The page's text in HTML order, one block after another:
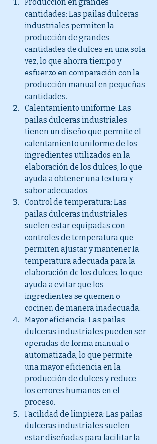
Producción en grandes
cantidades: Las pailas dulceras
industriales permiten la
producción de grandes
cantidades de dulces en una sola
vez, lo que ahorra tiempo y
esfuerzo en comparación con la
producción manual en pequeñas
cantidades.
Calentamiento uniforme: Las
pailas dulceras industriales
tienen un diseño que permite el
calentamiento uniforme de los
ingredientes utilizados en la
elaboración de los dulces, lo que
ayuda a obtener una textura y
sabor adecuados.
Control de temperatura: Las
pailas dulceras industriales
suelen estar equipadas con
controles de temperatura que
permiten ajustar y mantener la
temperatura adecuada para la
elaboración de los dulces, lo que
ayuda a evitar que los
ingredientes se quemen o
cocinen de manera inadecuada.
Mayor eficiencia: Las pailas
dulceras industriales pueden ser
operadas de forma manual o
automatizada, lo que permite
una mayor eficiencia en la
producción de dulces y reduce
los errores humanos en el
proceso.
Facilidad de limpieza: Las pailas
dulceras industriales suelen
estar diseñadas para facilitar la